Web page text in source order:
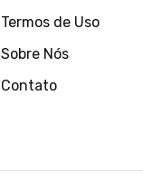
Termos de Uso
Sobre Nós
Contato